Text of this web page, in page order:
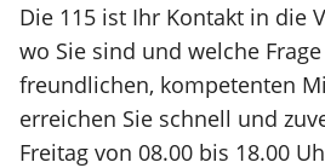
Die 115 ist Ihr Kontakt in die
wo Sie sind und welche
freundlichen, kompetenten
erreichen Sie schnell und
Freitag von 08.00 bis 18.00